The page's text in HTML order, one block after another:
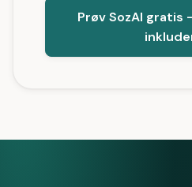
Prøv SozAI